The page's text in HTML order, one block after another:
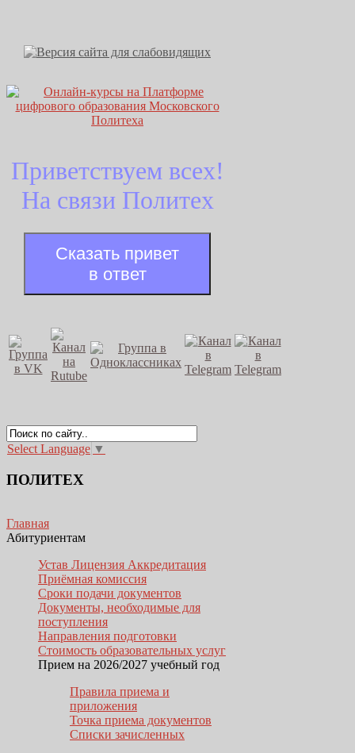
Приветствуем всех!
На связи Политех
Сказать привет
в ответ
Select Language ▼
ПОЛИТЕХ
Главная
Абитуриентам
Устав Лицензия Аккредитация
Приёмная комиссия
Сроки подачи документов
Документы, необходимые для
поступления
Направления подготовки
Стоимость образовательных услуг
Прием на 2026/2027 учебный год
Правила приема и
приложения
Точка приема документов
Списки зачисленных